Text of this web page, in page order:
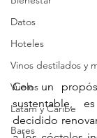
Datos
Hoteles
Vinos destilados y
Vuelos
Latam y Caribe
Bares
Con un
sustentable,
decidido